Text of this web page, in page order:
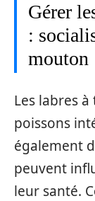
Gérer
:
mouton
Les labres
poissons
également
peuvent
leur santé.